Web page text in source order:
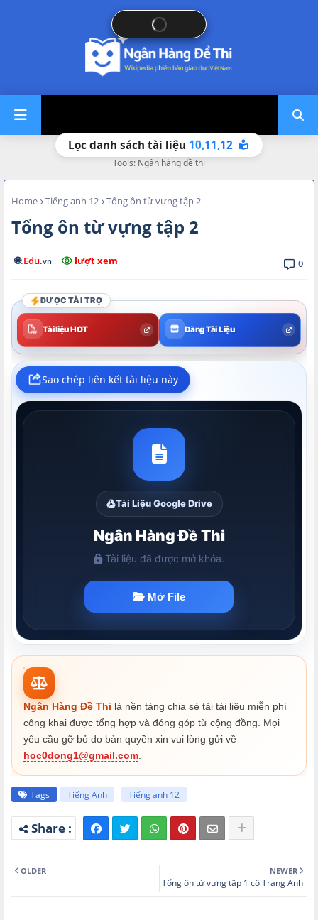
Lọc danh sách tài liệu 10,11,12
Tools: Ngân hàng đề thi
Home Tiếng anh 12 Tổng ôn từ vựng tập 2
Tổng ôn từ vựng tập 2
🌐.Edu.vn lượt xem 0
ĐƯỢC TÀI TRỢ
Tài liệu HOT Đăng Tài Liệu
Ngân Hàng Đề Thi là nền tảng chia sẻ tải tài liệu miễn phí
công khai được tổng hợp và đóng góp từ cộng đồng. Mọi
yêu cầu gỡ bỏ do bản quyền xin vui lòng gửi về
hoc0dong1@gmail.com
Tags Tiếng Anh Tiếng anh 12
NEWER
Tổng ôn từ vựng tập 1 cô Trang Anh
OLDER